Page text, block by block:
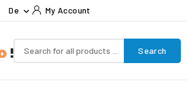
De  My Account
Search